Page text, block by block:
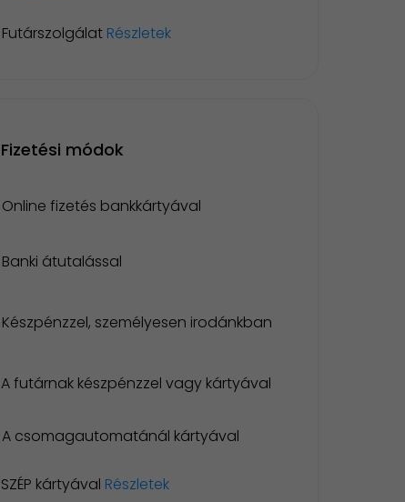
Futárszolgálat Részletek
Fizetési módok
Online fizetés bankkártyával
Banki átutalással
Készpénzzel, személyesen irodánkban
A futárnak készpénzzel vagy kártyával
A csomagautomatánál kártyával
SZÉP kártyával Részletek